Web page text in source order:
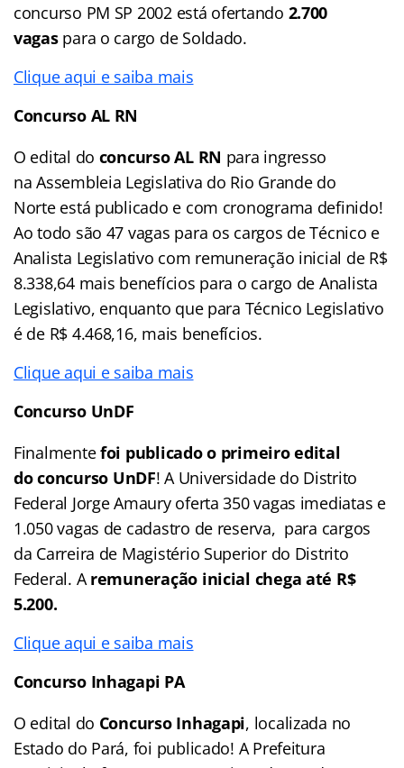
concurso PM SP 2002 está ofertando 2.700
vagaspara o cargo de Soldado.
Clique aqui e saiba mais
Concurso AL RN
O edital do concurso AL RN para ingresso
na Assembleia Legislativa do Rio Grande do
Norte está publicado e com cronograma definido!
Ao todo são 47 vagas para os cargos de Técnico e
Analista Legislativo com remuneração inicial de R$
8.338,64 mais benefícios para o cargo de Analista
Legislativo, enquanto que para Técnico Legislativo
é de R$ 4.468,16, mais benefícios.
Clique aqui e saiba mais
Concurso UnDF
Finalmentefoi publicado o primeiro edital
doconcurso UnDF! A Universidade do Distrito
Federal Jorge Amaury oferta 350 vagas imediatas e
1.050 vagas de cadastro de reserva, para cargos
da Carreira de Magistério Superior do Distrito
Federal. Aremuneração inicial chega até R$
5.200.
Clique aqui e saiba mais
Concurso Inhagapi PA
O edital do Concurso Inhagapi, localizada no
Estado do Pará, foi publicado! A Prefeitura